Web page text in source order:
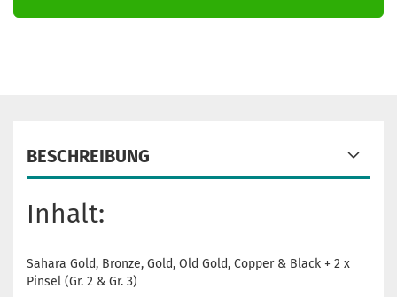
BESCHREIBUNG
Inhalt:
Sahara Gold, Bronze, Gold, Old Gold, Copper & Black + 2 x
Pinsel (Gr. 2 & Gr. 3)